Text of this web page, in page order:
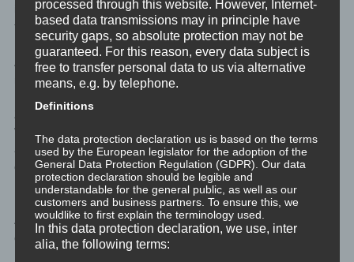
immer melden kann. Oh, ich verwende dieser Werte auch selbst
für mich.
Auch die injizierten Nanobots in meiner Blutbahn lassen mich
recht kalt. Statt die zu impfen wäre es so viel einfacher z.B.
Woche ohne die zwei oder drei (sorry, Mismatcher: sieben oder
acht) globalen Riesen zu überleben. Versucht mal also mal
diesen Nanobots zu entgehen. Happy Hour, doppelt so viele
Nanobots geschenkt!
Also, wie ihr seht: Ich mismatche sogar die Mismatcher. Ich bin
daher logischerweise schon geimpft.
processed through this website. However, Internet-
based data transmissions may in principle have
security gaps, so absolute protection may not be
guaranteed. For this reason, every data subject is
free to transfer personal data to us via alternative
means, e.g. by telephone.
Definitions
The data protection declaration us is based on the terms
used by the European legislator for the adoption of the
General Data Protection Regulation (GDPR). Our data
protection declaration should be legible and
understandable for the general public, as well as our
customers and business partners. To ensure this, we
wouldlike to first explain the terminology used.
In this data protection declaration, we use, inter
alia, the following terms: